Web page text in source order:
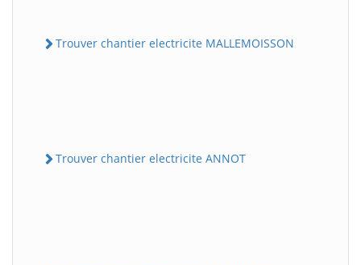
Trouver chantier electricite MALLEMOISSON
Trouver chantier electricite ANNOT